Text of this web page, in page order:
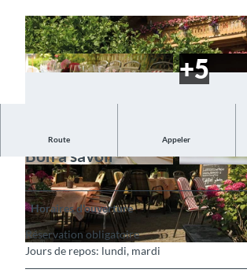
© Alpenblick Wilderswil, Interlaken Tourismus |
© Alpenblick Wilderswil, Interlaken Tourismus |
CC-BY-SA
© Alpenblick
Route Appeler
Bon à savoir
Horaires d'ouverture
Réservation obligatoire
Jours de repos: lundi, mardi